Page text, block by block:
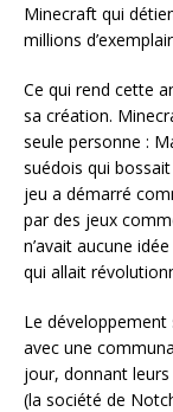
Minecraft qui
millions
Ce qui rend cette
sa création.
seule personne :
suédois qui
jeu a démarré
par des jeux
n’avait aucune
qui allait
Le
avec une
jour, donnant
(la société de